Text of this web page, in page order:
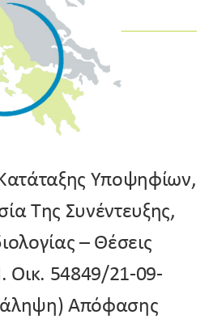
Υποψηφίων,
Της Συνέντευξης,
– Θέσεις
Οικ. 54849/21-09-
Απόφασης